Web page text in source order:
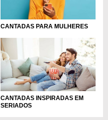
CANTADAS PARA MULHERES
CANTADAS INSPIRADAS EM
SERIADOS